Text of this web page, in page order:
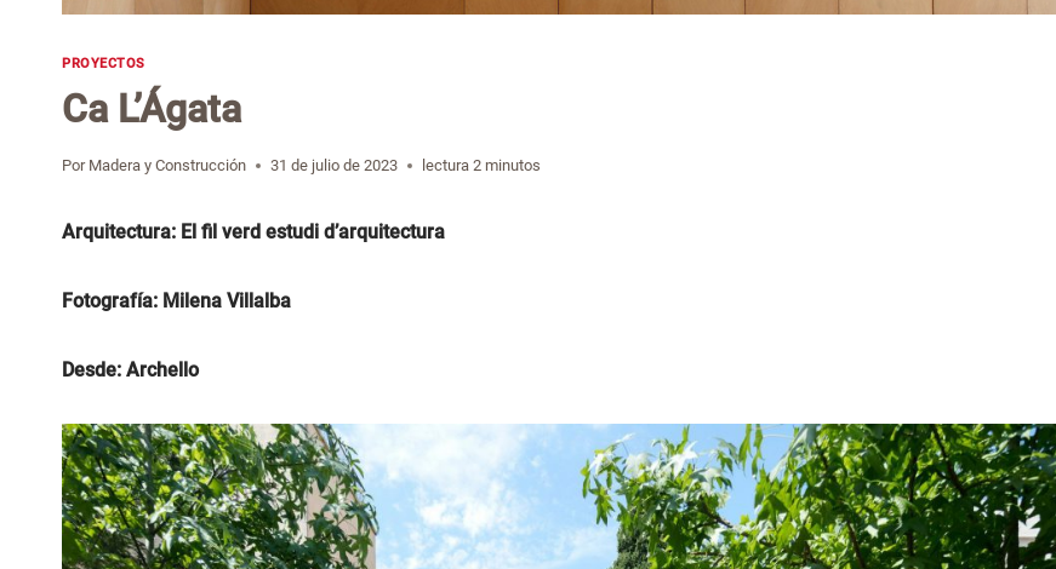
PROYECTOS
Ca L’Ágata
Por Madera y Construcción 31 de julio de 2023 lectura 2 minutos
Arquitectura: El fil verd estudi d’arquitectura
Fotografía: Milena Villalba
Desde: Archello